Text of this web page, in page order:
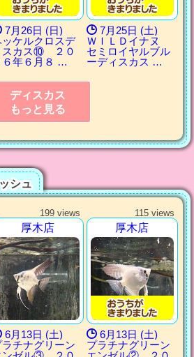
7月26日 (日)
ッケルクロスデ
スカス⑩ ２０
６年６月８ …
7月25日 (土)
ＷＩＬＤイナヌ
セミロイヤルブル
ーディスカス …
ディスカス
もっと見る
シュ
199 views
厚木店
6月13日 (土)
ラチナグリーン
115 views
厚木店
6月13日 (土)
プラチナグリーン